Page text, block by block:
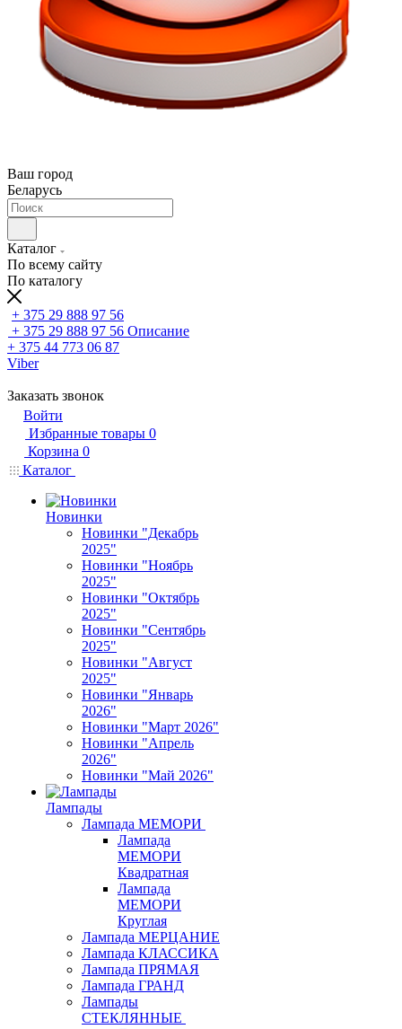
Ваш город
Беларусь
Каталог
По всему сайту
По каталогу
+ 375 29 888 97 56
+ 375 29 888 97 56 Описание
+ 375 44 773 06 87
Viber
Заказать звонок
Войти
Избранные товары 0
Корзина 0
Каталог
Новинки
Новинки "Декабрь
2025"
Новинки "Ноябрь
2025"
Новинки "Октябрь
2025"
Новинки "Сентябрь
2025"
Новинки "Август
2025"
Новинки "Январь
2026"
Новинки "Март 2026"
Новинки "Апрель
2026"
Новинки "Май 2026"
Лампады
Лампада МЕМОРИ
Лампада
МЕМОРИ
Квадратная
Лампада
МЕМОРИ
Круглая
Лампада МЕРЦАНИЕ
Лампада КЛАССИКА
Лампада ПРЯМАЯ
Лампада ГРАНД
Лампады
СТЕКЛЯННЫЕ